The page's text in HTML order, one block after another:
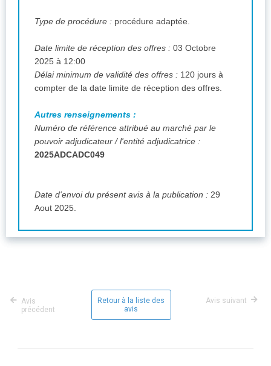
Type de procédure : procédure adaptée.
Date limite de réception des offres : 03 Octobre
2025 à 12:00
Délai minimum de validité des offres : 120 jours à
compter de la date limite de réception des offres.
Autres renseignements :
Numéro de référence attribué au marché par le
pouvoir adjudicateur / l'entité adjudicatrice :
2025ADCADC049
Date d'envoi du présent avis à la publication : 29
Aout 2025.
Avis
précédent
Retour à la liste des
avis
Avis suivant